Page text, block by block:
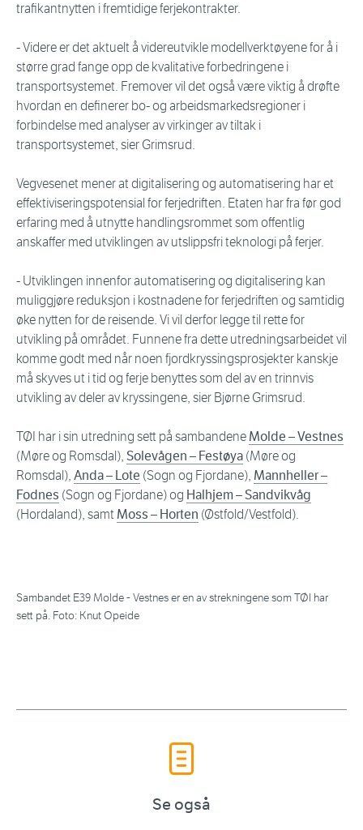
trafikantnytten i fremtidige ferjekontrakter.
- Videre er det aktuelt å videreutvikle modellverktøyene for å i
større grad fange opp de kvalitative forbedringene i
transportsystemet. Fremover vil det også være viktig å drøfte
hvordan en definerer bo- og arbeidsmarkedsregioner i
forbindelse med analyser av virkinger av tiltak i
transportsystemet, sier Grimsrud.
Vegvesenet mener at digitalisering og automatisering har et
effektiviseringspotensial for ferjedriften. Etaten har fra før god
erfaring med å utnytte handlingsrommet som offentlig
anskaffer med utviklingen av utslippsfri teknologi på ferjer.
- Utviklingen innenfor automatisering og digitalisering kan
muliggjøre reduksjon i kostnadene for ferjedriften og samtidig
øke nytten for de reisende. Vi vil derfor legge til rette for
utvikling på området. Funnene fra dette utredningsarbeidet vil
komme godt med når noen fjordkryssingsprosjekter kanskje
må skyves ut i tid og ferje benyttes som del av en trinnvis
utvikling av deler av kryssingene, sier Bjørne Grimsrud.
TØI har i sin utredning sett på sambandene Molde – Vestnes
(Møre og Romsdal), Solevågen – Festøya (Møre og
Romsdal), Anda – Lote (Sogn og Fjordane), Mannheller –
Fodnes (Sogn og Fjordane) og Halhjem – Sandvikvåg
(Hordaland), samt Moss – Horten (Østfold/Vestfold).
Sambandet E39 Molde - Vestnes er en av strekningene som TØI har
sett på. Foto: Knut Opeide
Se også